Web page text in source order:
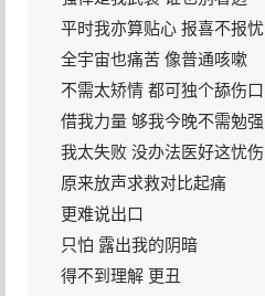
平时我亦算贴心 报喜不报忧
全宇宙也痛苦 像普通咳嗽
不需太矫情 都可独个舔伤口
借我力量 够我今晚不需勉强
我太失败 没办法医好这忧伤
原来放声求救对比起痛
更难说出口
只怕 露出我的阴暗
得不到理解 更丑